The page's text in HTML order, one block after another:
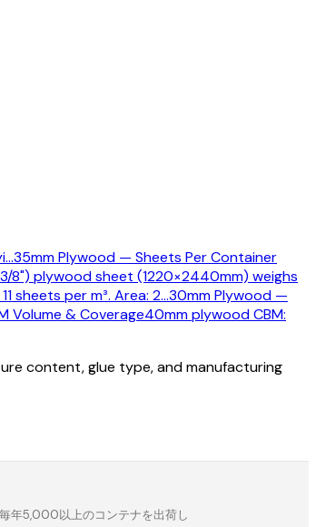
…35mm Plywood — Sheets Per Container
8") plywood sheet (1220×2440mm) weighs
sheets per m³. Area: 2…30mm Plywood —
Volume & Coverage40mm plywood CBM:
content, glue type, and manufacturing
年5,000以上のコンテナを出荷し